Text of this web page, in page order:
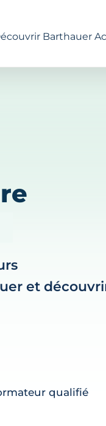
Barthauer
et
qualifié